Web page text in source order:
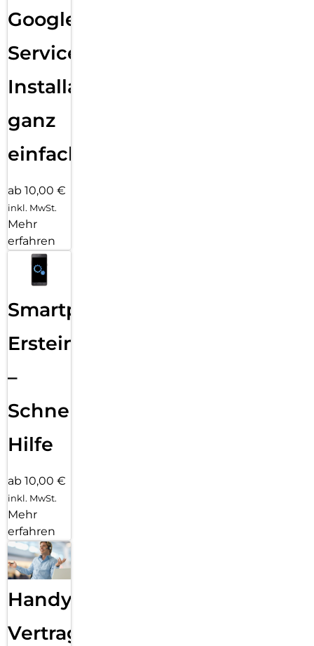
Google
Services
Installation
ganz
einfach
ab 10,00 €
inkl. MwSt.
Mehr
erfahren
Smartphone
Ersteinrichtung
–
Schnelle
Hilfe
ab 10,00 €
inkl. MwSt.
Mehr
erfahren
Handy
Vertragsabwicklung